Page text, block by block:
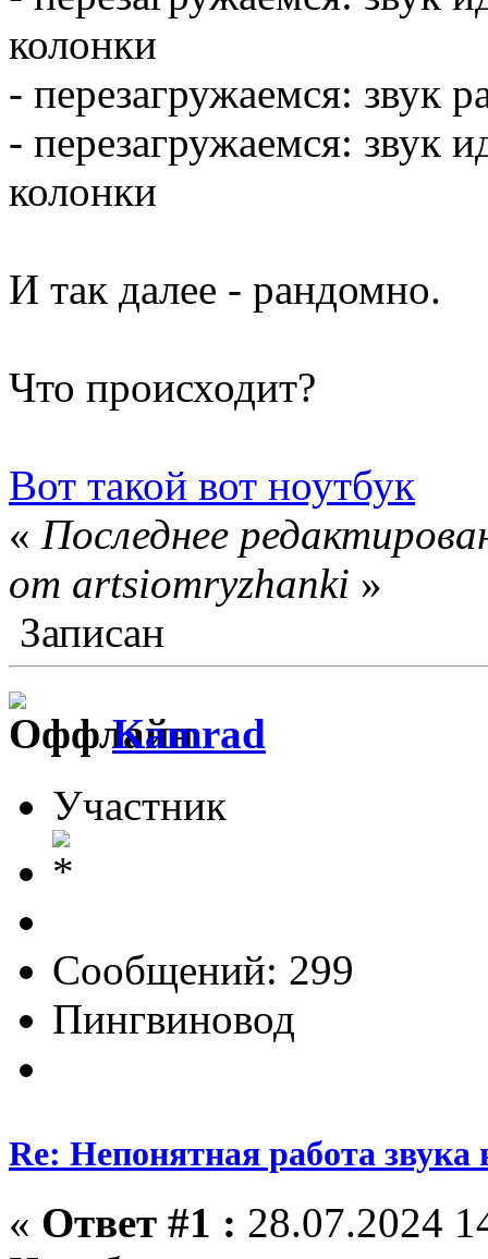
колонки
- перезагружаемся: звук
- перезагружаемся: звук
колонки
И так далее - рандомно.
Что происходит?
Вот такой вот ноутбук
« Последнее
от artsiomryzhanki »
Записан
Kamrad
Участник
Сообщений: 299
Пингвиновод
Re: Непонятная работа
« Ответ #1 : 28.07.2024